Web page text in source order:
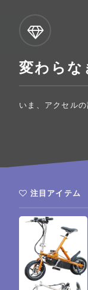
変わらな
いま、アクセル
注目アイテム